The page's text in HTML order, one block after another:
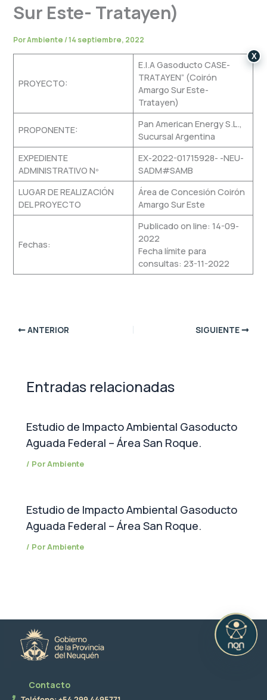
Sur Este- Tratayen)
PorAmbiente/14 septiembre, 2022
PROYECTO:
E.I.A Gasoducto CASE-
TRATAYEN” (Coirón
Amargo Sur Este-
Tratayen)
PROPONENTE:
Pan American Energy S.L.,
Sucursal Argentina
EXPEDIENTE
ADMINISTRATIVO Nº
EX-2022-01715928- -NEU-
SADM#SAMB
LUGAR DE REALIZACIÓN
DEL PROYECTO
Área de Concesión Coirón
Amargo Sur Este
Fechas:
Publicado on line: 14-09-
2022
Fecha límite para
consultas: 23-11-2022
ANTERIOR SIGUIENTE
Entradas relacionadas
Estudio de Impacto Ambiental Gasoducto
Aguada Federal – Área San Roque.
/ PorAmbiente
Estudio de Impacto Ambiental Gasoducto
Aguada Federal – Área San Roque.
/ PorAmbiente
Contacto
X